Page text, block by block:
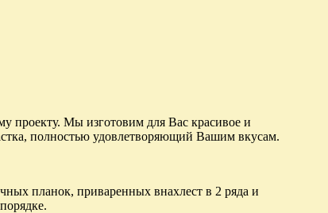
проекту. Мы изготовим для Вас красивое и
полностью удовлетворяющий Вашим вкусам.
планок, приваренных внахлест в 2 ряда и